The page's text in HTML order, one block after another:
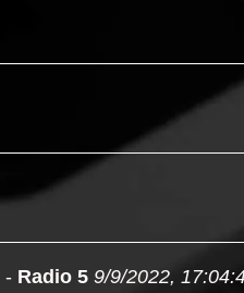
- Radio 5 9/9/2022,